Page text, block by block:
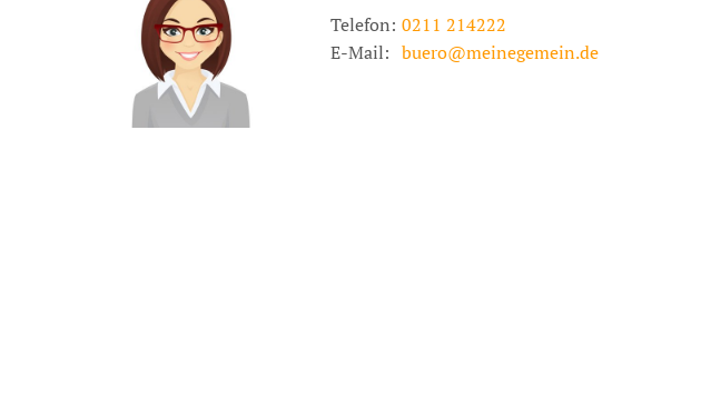
Telefon: 0211 214222
E-Mail: buero@meinegemein.de